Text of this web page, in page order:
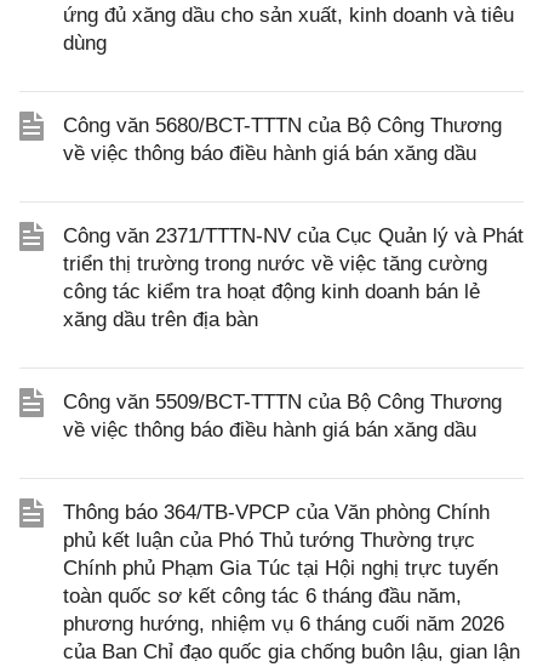
ứng đủ xăng dầu cho sản xuất, kinh doanh và tiêu
dùng
Công văn 5680/BCT-TTTN của Bộ Công Thương
về việc thông báo điều hành giá bán xăng dầu
Công văn 2371/TTTN-NV của Cục Quản lý và Phát
triển thị trường trong nước về việc tăng cường
công tác kiểm tra hoạt động kinh doanh bán lẻ
xăng dầu trên địa bàn
Công văn 5509/BCT-TTTN của Bộ Công Thương
về việc thông báo điều hành giá bán xăng dầu
Thông báo 364/TB-VPCP của Văn phòng Chính
phủ kết luận của Phó Thủ tướng Thường trực
Chính phủ Phạm Gia Túc tại Hội nghị trực tuyến
toàn quốc sơ kết công tác 6 tháng đầu năm,
phương hướng, nhiệm vụ 6 tháng cuối năm 2026
của Ban Chỉ đạo quốc gia chống buôn lậu, gian lận